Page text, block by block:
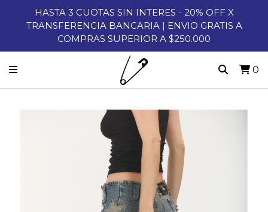
HASTA 3 CUOTAS SIN INTERES - 20% OFF X
TRANSFERENCIA BANCARIA | ENVIO GRATIS A
COMPRAS SUPERIOR A $250.000
0